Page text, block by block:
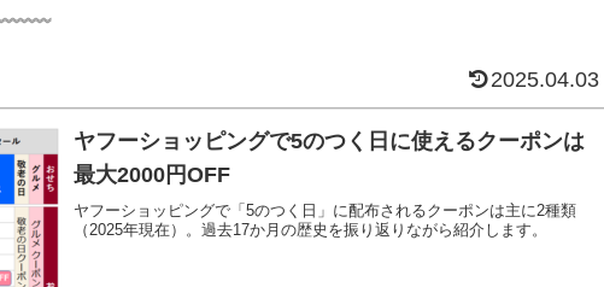
2025.04.03
ヤフーショッピングで5のつく日に使えるクーポンは
最大2000円OFF
ヤフーショッピングで「5のつく日」に配布されるクーポンは主に2種類
（2025年現在）。過去17か月の歴史を振り返りながら紹介します。